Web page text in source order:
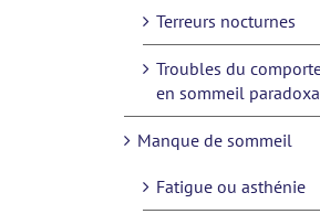
Terreurs nocturnes
Troubles du
en sommeil
Manque de sommeil
Fatigue ou asthénie